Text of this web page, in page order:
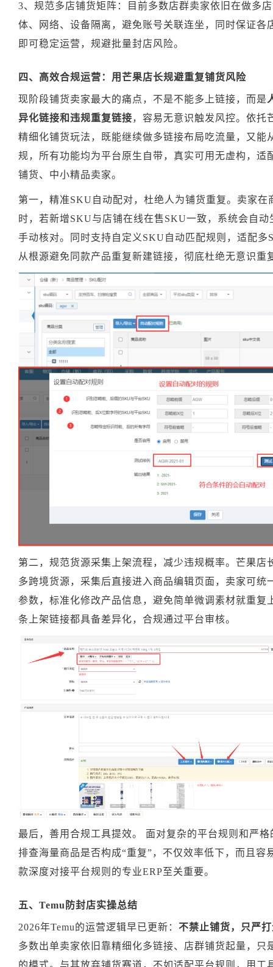
3、规范多店铺货矩阵：目前多数店群卖家依旧在做多
体、网络、设备隔离，避免账号关联连坐，同时保证各
即可稳定运营，规避批量封店风险。
四、高效合规运营：用芒果店长规避重复铺货风险
现阶段铺货卖家最大的痛点，不是不能多上链接，而是
异化链接和违规重复链接，容易无意识触发风控。依托
精细化铺货玩法，既能继续做多链接布局吃流量，又能
规，所有功能均为平台原生自带，真实可用无虚构，适
铺货、中小精品卖家。
第一，精准SKU自动配对，杜绝人为铺货重复。卖家在
时，若新增SKU与店铺在线在售SKU一致，系统会自
手动核对。同时支持自定义SKU自动匹配规则，适配多
从根源避免同款产品重复新建链接，彻底杜绝无意识重
第二，规范货源采集上架流程，减少违规概率。芒果店
多跨境货源，采集后直接进入商品编辑页面，卖家可统
参数，标准化修改产品信息，避免简单微调素材就重复
条上架链接都具备差异化，合规通过平台审核。
最后，善用合规工具提效。 面对复杂的平台规则和严
排查海量商品是否构成“重复”，不仅效率低下，而且容
款深度对接平台规则的专业ERP至关重要。
五、Temu防封店实操总结
2026年Temu的运营逻辑早已更新： 不禁止铺货，只严
多数出单卖家依旧靠精细化多链接、店群铺货起量，只